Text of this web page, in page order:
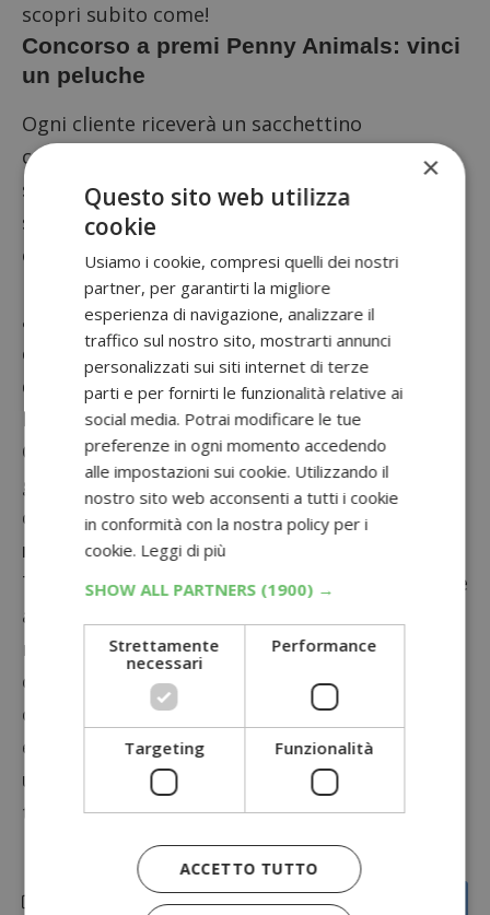
scopri subito come!
Concorso a premi Penny Animals: vinci
un peluche
Ogni cliente riceverà un sacchettino
contenente una biglia Animals ogni 20 euro di
spesa. Questo vuol dire che, ad esempio, se
spenderai 41 euro ne riceverai due, con 61
euro tre e così via.
Fai ben attenzione alle biglie che troverai
all’interno perchè in alcuni sacchettini saranno
contenute delle speciali sfere che, al posto
dell’animale, contengono l’immaginedel logo
Penny Market.
Queste biglie ti permetteranno di ricevere
gratis un peluche! Per maggiori informazioni
collegati a questo link e prendi visione del
regolamento integrale.
Ti consigliamo, inoltre, di non perdere anche le
altre operazioni con premio sicuro segnalate
nella
nostra sezione! Troverai tantissime
occasioni per aggiudicarti buoni spesa e altri
omaggi. Acquistando i prodotti McCain, ad
esempio, potrairicevere vouchere con
un coupon
per i tuoi acquisti. Buona spesa a
tutti!
×
Questo sito web utilizza
cookie
Usiamo i cookie, compresi quelli dei nostri
partner, per garantirti la migliore
esperienza di navigazione, analizzare il
traffico sul nostro sito, mostrarti annunci
personalizzati sui siti internet di terze
parti e per fornirti le funzionalità relative ai
social media. Potrai modificare le tue
preferenze in ogni momento accedendo
alle impostazioni sui cookie. Utilizzando il
nostro sito web acconsenti a tutti i cookie
in conformità con la nostra policy per i
cookie. Leggi di più
SHOW ALL PARTNERS (1900) →
Strettamente
necessari
Performance
Targeting Funzionalità
ACCETTO TUTTO